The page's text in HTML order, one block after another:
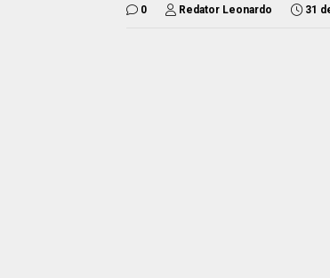
0 Redator Leonardo 31